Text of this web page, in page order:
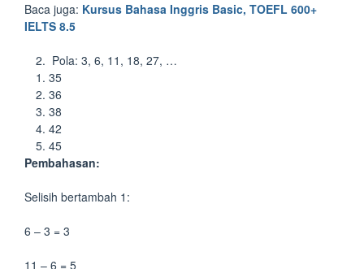
Baca juga: Kursus Bahasa Inggris Basic, TOEFL 600+
IELTS 8.5
Pola: 3, 6, 11, 18, 27, …
35
36
38
42
45
Pembahasan:
Selisih bertambah 1:
6 – 3 = 3
11 – 6 = 5